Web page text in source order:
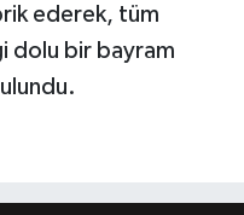
ederek, tüm
dolu bir bayram